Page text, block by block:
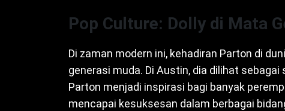
Pop Culture: Dolly di Mata
Di zaman modern ini, kehadiran Parton di
generasi muda. Di Austin, dia dilihat
Parton menjadi inspirasi bagi banyak
mencapai kesuksesan dalam berbagai